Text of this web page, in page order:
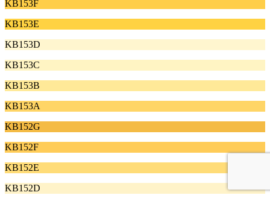
KB153F
KB153E
KB153D
KB153C
KB153B
KB153A
KB152G
KB152F
KB152E
KB152D